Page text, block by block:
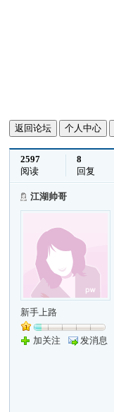
返回论坛 个人中心
2597
阅读
8
回复
江湖帅哥
新手上路
加关注 发消息